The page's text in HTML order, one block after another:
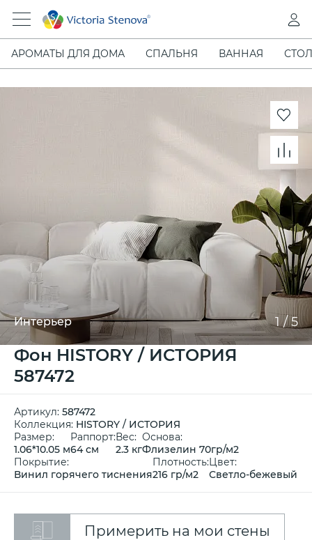
АРОМАТЫ ДЛЯ ДОМА СПАЛЬНЯ ВАННАЯ
Интерьер 1/5
Фон HISTORY / ИСТОРИЯ
587472
Артикул: 587472
Коллекция: HISTORY / ИСТОРИЯ
Размер:
1.06*10.05 м
Раппорт:
64 см
Вес:
2.3 кг
Основа:
Флизелин 70гр/м2
Покрытие:
Винил горячего тиснения
Плотность:
216 гр/м2
Цвет:
Светло-бежевый
Примерить на мои стены